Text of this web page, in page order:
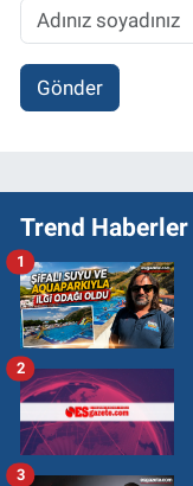
Gönder
Trend Haberler
1
2
3